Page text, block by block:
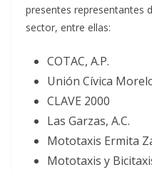
presentes representantes
sector, entre ellas:
COTAC, A.P.
Unión Cívica
CLAVE 2000
Las Garzas, A.C.
Mototaxis Ermita
Mototaxis y